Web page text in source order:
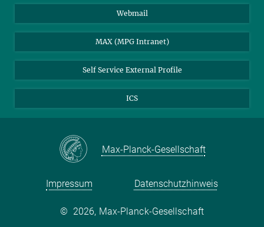
Webmail
MAX (MPG Intranet)
Self Service External Profile
ICS
Max-Planck-Gesellschaft
Impressum Datenschutzhinweis
© 2026, Max-Planck-Gesellschaft